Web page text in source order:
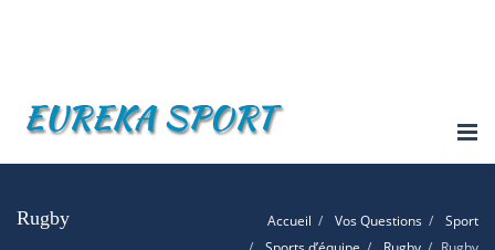
Rugby Accueil Vos Questions
Sport